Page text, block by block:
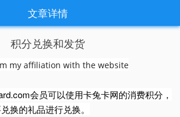
文章详情
积分兑换和发货
my affiliation with the website
会员可以使用卡兔卡网的消费积分，
换的礼品进行兑换。